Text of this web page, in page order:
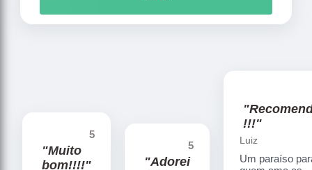
5
"Muito
bom!!!!"
5
"Adorei
!!!"
Luiz
Um paraíso